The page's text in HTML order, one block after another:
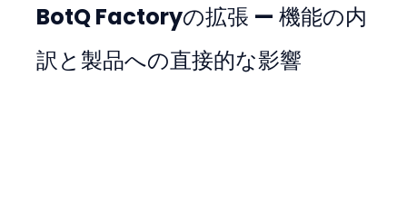
BotQ Factoryの拡張 — 機能の内
訳と製品への直接的な影響